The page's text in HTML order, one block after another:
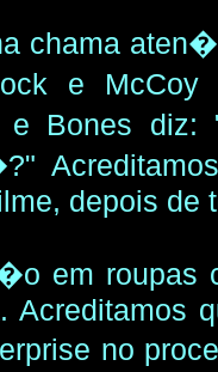
chama
e
Bones diz:
depois de
em roupas
Acreditamos
no